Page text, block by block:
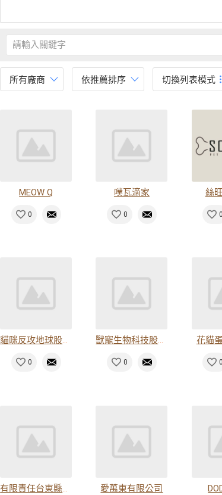
所有廠商 依推薦排序 切換列表模式
MEOW Q
0
噗瓦滴家
0
絲
0
貓咪反攻地球股份有限公司
0
獸寵生物科技股份有限公司
0
花貓
0
愛萬東有限公司